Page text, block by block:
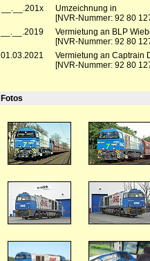
__.__.201x
Umzeichnung in
[NVR-Nummer: 92 80
__.__.2019
Vermietung an BLP
[NVR-Nummer: 92 80
01.03.2021
Vermietung an Captrain
[NVR-Nummer: 92 80
Fotos